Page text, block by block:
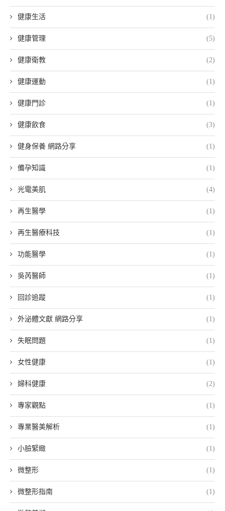
健康生活 (1)
健康管理 (5)
健康衛教 (2)
健康運動 (1)
健康門診 (1)
健康飲食 (3)
健身保養 網路分享 (1)
備孕知識 (1)
光電美肌 (4)
再生醫學 (1)
再生醫療科技 (1)
功能醫學 (1)
吳芮醫師 (1)
回診追蹤 (1)
外泌體文獻 網路分享 (1)
失眠問題 (1)
女性健康 (1)
婦科健康 (2)
專家觀點 (1)
專業醫美解析 (1)
小臉緊緻 (1)
微整形 (1)
微整形指南 (1)